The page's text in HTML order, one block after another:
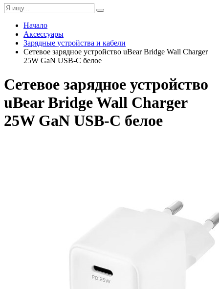
Начало
Аксессуары
Зарядные устройства и кабели
Сетевое зарядное устройство uBear Bridge Wall Charger
25W GaN USB-C белое
Сетевое зарядное устройство
uBear Bridge Wall Charger
25W GaN USB-C белое